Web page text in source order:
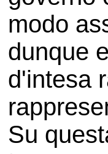
modo
dunque
d'intesa
Su